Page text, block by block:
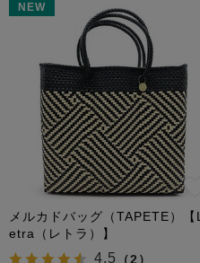
NEW
メルカドバッグ（TAPETE）【L
etra（レトラ）】
4.5 （2 ）